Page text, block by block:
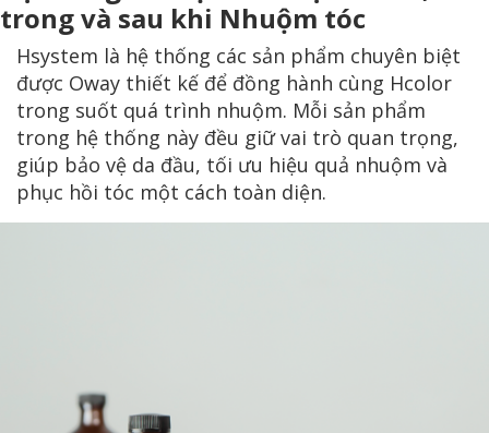
trong và sau khi Nhuộm tóc
Hsystem là hệ thống các sản phẩm chuyên biệt
được Oway thiết kế để đồng hành cùng Hcolor
trong suốt quá trình nhuộm. Mỗi sản phẩm
trong hệ thống này đều giữ vai trò quan trọng,
giúp bảo vệ da đầu, tối ưu hiệu quả nhuộm và
phục hồi tóc một cách toàn diện.